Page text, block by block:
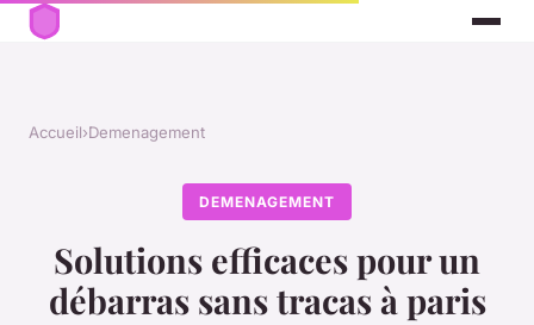
Accueil›Demenagement
DEMENAGEMENT
Solutions efficaces pour un
débarras sans tracas à paris